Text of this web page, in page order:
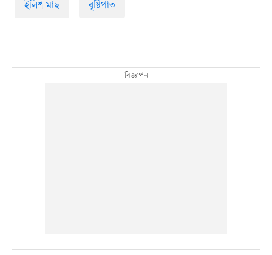
ইলিশ মাছ বৃষ্টিপাত